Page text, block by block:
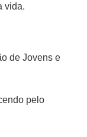
vida.
de Jovens e
pelo